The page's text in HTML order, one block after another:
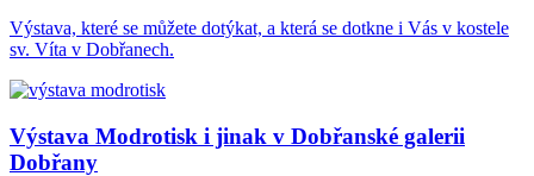
Výstava, které se můžete dotýkat, a která se dotkne i Vás v kostele
sv. Víta v Dobřanech.
Výstava Modrotisk i jinak v Dobřanské galerii
Dobřany